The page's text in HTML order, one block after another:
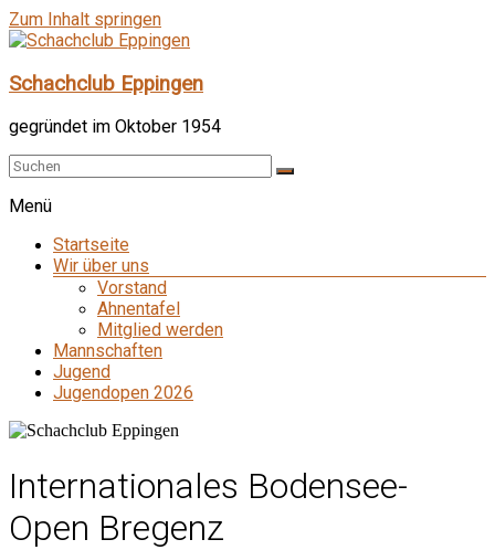
Zum Inhalt springen
Schachclub Eppingen
gegründet im Oktober 1954
Menü
Startseite
Wir über uns
Vorstand
Ahnentafel
Mitglied werden
Mannschaften
Jugend
Jugendopen 2026
Internationales Bodensee-
Open Bregenz